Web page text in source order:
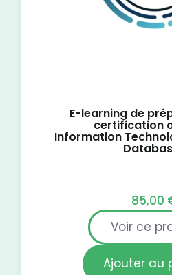
E-learning de
certification
Information
85,00
Voir ce
Ajouter au